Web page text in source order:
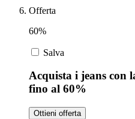
Offerta
60%
Salva
Acquista i jeans con
fino al 60%
Ottieni offerta